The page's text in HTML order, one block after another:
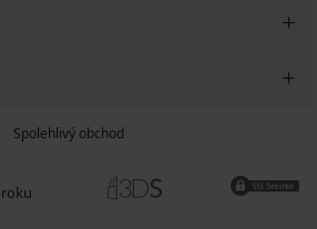
Spolehlivý obchod